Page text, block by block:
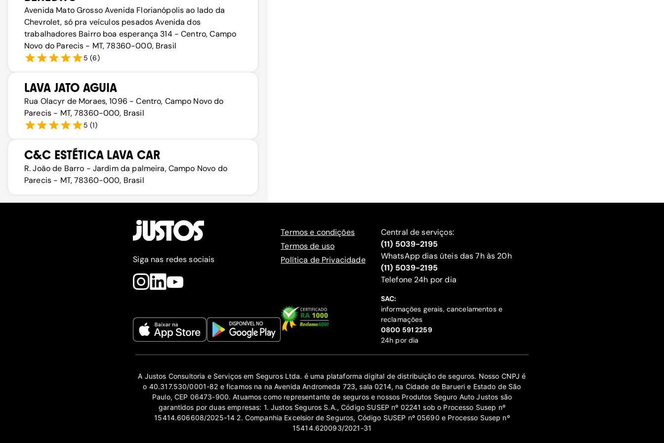
Avenida Mato Grosso Avenida Florianópolis ao lado da
Chevrolet, só pra veículos pesados Avenida dos
trabalhadores Bairro boa esperança 314 - Centro, Campo
Novo do Parecis - MT, 78360-000, Brasil
5 (6)
LAVA JATO AGUIA
Rua Olacyr de Moraes, 1096 - Centro, Campo Novo do
Parecis - MT, 78360-000, Brasil
5 (1)
C&C ESTÉTICA LAVA CAR
R. João de Barro - Jardim da palmeira, Campo Novo do
Parecis - MT, 78360-000, Brasil
Siga nas redes sociais
Termos e condições
Termos de uso
Política de Privacidade
Central de serviços:
(11) 5039-2195
WhatsApp dias úteis das 7h às 20h
(11) 5039-2195
‍Telefone 24h por dia
SAC:
informações gerais, cancelamentos e
reclamações
‍0800 591 2259
24h por dia
A Justos Consultoria e Serviços em Seguros Ltda. é uma plataforma digital de distribuição de seguros. Nosso CNPJ é
o 40.317.530/0001-82 e ficamos na na Avenida Andromeda 723, sala 0214, na Cidade de Barueri e Estado de São
Paulo, CEP 06473-900. Atuamos como representante de seguros e nossos Produtos Seguro Auto Justos são
garantidos por duas empresas: 1. Justos Seguros S.A., Código SUSEP nº 02241 sob o Processo Susep nº
15414.606608/2025-14 2. Companhia Excelsior de Seguros, Código SUSEP nº 05690 e Processo Susep nº
15414.620093/2021-31